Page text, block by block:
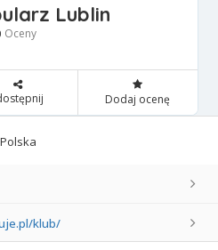
Lublin
Oceny
Dodaj ocenę
klub/